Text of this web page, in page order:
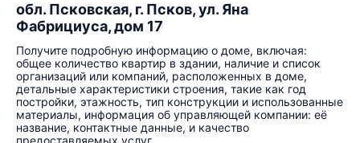
обл. Псковская, г. Псков, ул. Яна
Фабрициуса, дом 17
Получите подробную информацию о доме, включая:
общее количество квартир в здании, наличие и список
организаций или компаний, расположенных в доме,
детальные характеристики строения, такие как год
постройки, этажность, тип конструкции и использованные
материалы, информация об управляющей компании: её
название, контактные данные, и качество
предоставляемых услуг